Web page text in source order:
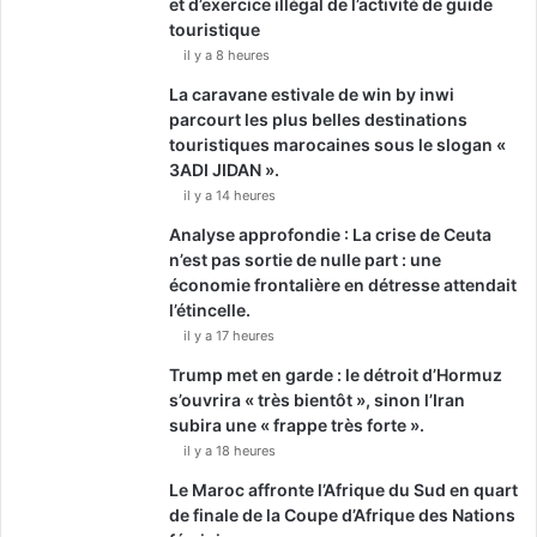
et d’exercice illégal de l’activité de guide
touristique
il y a 8 heures
La caravane estivale de win by inwi
parcourt les plus belles destinations
touristiques marocaines sous le slogan «
3ADI JIDAN ».
il y a 14 heures
Analyse approfondie : La crise de Ceuta
n’est pas sortie de nulle part : une
économie frontalière en détresse attendait
l’étincelle.
il y a 17 heures
Trump met en garde : le détroit d’Hormuz
s’ouvrira « très bientôt », sinon l’Iran
subira une « frappe très forte ».
il y a 18 heures
Le Maroc affronte l’Afrique du Sud en quart
de finale de la Coupe d’Afrique des Nations